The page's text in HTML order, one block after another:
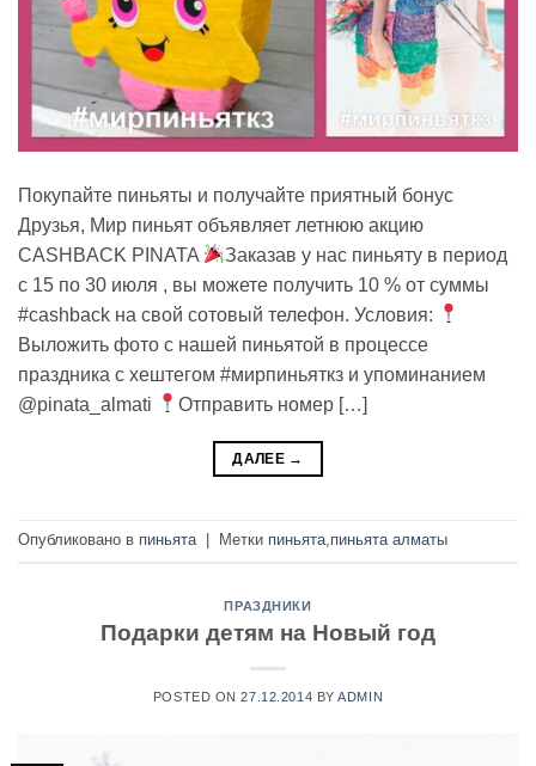
Покупайте пиньяты и получайте приятный бонус
Друзья, Мир пиньят объявляет летнюю акцию
CASHBACK PINATA
Заказав у нас пиньяту в период
с 15 по 30 июля , вы можете получить 10 % от суммы
#cashback на свой сотовый телефон. Условия:
Выложить фото с нашей пиньятой в процессе
праздника с хештегом #мирпиньяткз и упоминанием
@pinata_almati
Отправить номер […]
ДАЛЕЕ →
Опубликовано в пиньята Метки пиньята пиньята алматы
ПРАЗДНИКИ
Подарки детям на Новый год
POSTED ON27.12.2014 BYADMIN